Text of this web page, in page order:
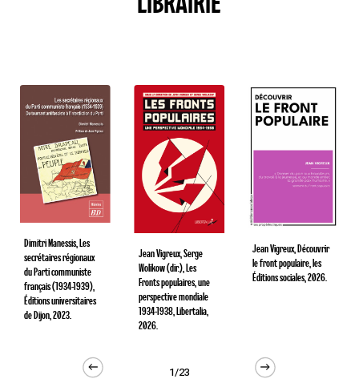
Jean Vigreux, Serge
Wolikow (dir.), Les
Fronts populaires, une
perspective mondiale
1934-1938, Libertalia,
2026.
Jean Vigreux, Découvrir
le front populaire, les
Éditions sociales, 2026.
Dimitri Manessis, Les
secrétaires régionaux
du Parti communiste
français (1934-1939),
Éditions universitaires
de Dijon, 2023.
1/23